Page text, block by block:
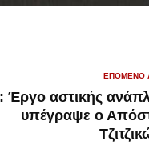
ΕΠΌΜΕΝΟ
Έργο αστικής
υπέγραψε ο